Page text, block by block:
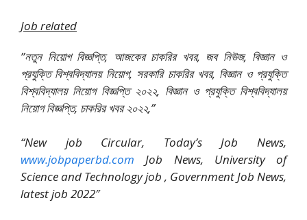
Job related
”নতুন নিয়োগ বিজ্ঞপ্তি, আজকের চাকরির খবর, জব নিউজ, বিজ্ঞান ও
প্রযুক্তি বিশ্ববিদ্যালয় নিয়োগ, সরকারি চাকরির খবর, বিজ্ঞান ও প্রযুক্তি
বিশ্ববিদ্যালয় নিয়োগ বিজ্ঞপ্তি ২০২২, বিজ্ঞান ও প্রযুক্তি বিশ্ববিদ্যালয়
নিয়োগ বিজ্ঞপ্তি, চাকরির খবর ২০২২,”
“New job Circular, Today’s Job News,
www.jobpaperbd.com Job News, University of
Science and Technology job , Government Job News,
latest job 2022″